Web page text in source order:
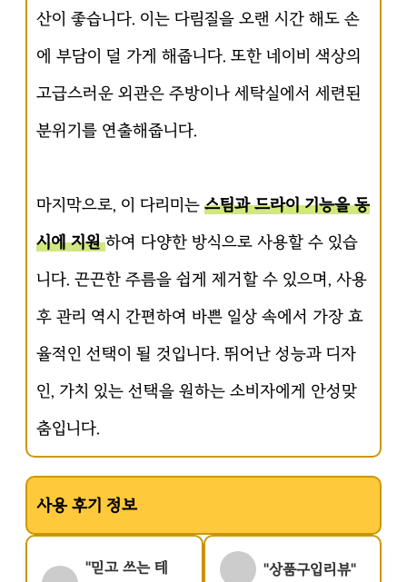
산이 좋습니다. 이는 다림질을 오랜 시간 해도 손
에 부담이 덜 가게 해줍니다. 또한 네이비 색상의
고급스러운 외관은 주방이나 세탁실에서 세련된
분위기를 연출해줍니다.
마지막으로, 이 다리미는 스팀과 드라이 기능을 동
시에 지원하여 다양한 방식으로 사용할 수 있습
니다. 끈끈한 주름을 쉽게 제거할 수 있으며, 사용
후 관리 역시 간편하여 바쁜 일상 속에서 가장 효
율적인 선택이 될 것입니다. 뛰어난 성능과 디자
인, 가치 있는 선택을 원하는 소비자에게 안성맞
춤입니다.
사용 후기 정보
"믿고 쓰는 테
"상품구입리뷰"